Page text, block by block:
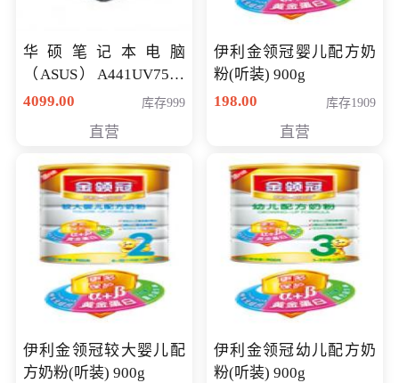
华硕笔记本电脑
（ASUS）A441UV7500
顽石（7代i7-7500U 4G
4099.00 库存999
直营
伊利金领冠婴儿配方奶
粉(听装) 900g
198.00
库存1909
直营
伊利金领冠较大婴儿配
方奶粉(听装) 900g
伊利金领冠幼儿配方奶
粉(听装) 900g